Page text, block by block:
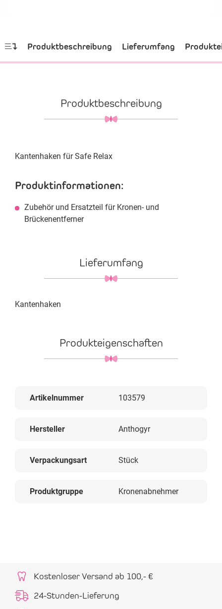
Produktbeschreibung Lieferumfang
Produktbeschreibung
Kantenhaken für Safe Relax
Produktinformationen:
Zubehör und Ersatzteil für Kronen- und
Brückenentferner
Lieferumfang
Kantenhaken
Produkteigenschaften
Artikelnummer 103579
Hersteller Anthogyr
Verpackungsart Stück
Produktgruppe Kronenabnehmer
Kostenloser Versand ab 100,- €
24-Stunden-Lieferung